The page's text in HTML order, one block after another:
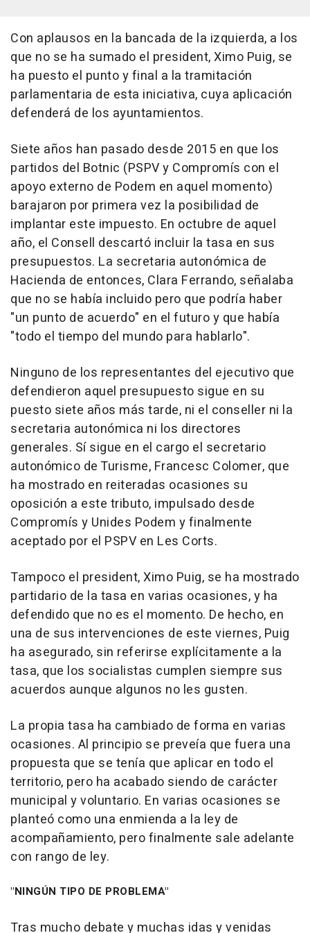
Con aplausos en la bancada de la izquierda, a los
que no se ha sumado el president, Ximo Puig, se
ha puesto el punto y final a la tramitación
parlamentaria de esta iniciativa, cuya aplicación
defenderá de los ayuntamientos.
Siete años han pasado desde 2015 en que los
partidos del Botnic (PSPV y Compromís con el
apoyo externo de Podem en aquel momento)
barajaron por primera vez la posibilidad de
implantar este impuesto. En octubre de aquel
año, el Consell descartó incluir la tasa en sus
presupuestos. La secretaria autonómica de
Hacienda de entonces, Clara Ferrando, señalaba
que no se había incluido pero que podría haber
"un punto de acuerdo" en el futuro y que había
"todo el tiempo del mundo para hablarlo".
Ninguno de los representantes del ejecutivo que
defendieron aquel presupuesto sigue en su
puesto siete años más tarde, ni el conseller ni la
secretaria autonómica ni los directores
generales. Sí sigue en el cargo el secretario
autonómico de Turisme, Francesc Colomer, que
ha mostrado en reiteradas ocasiones su
oposición a este tributo, impulsado desde
Compromís y Unides Podem y finalmente
aceptado por el PSPV en Les Corts.
Tampoco el president, Ximo Puig, se ha mostrado
partidario de la tasa en varias ocasiones, y ha
defendido que no es el momento. De hecho, en
una de sus intervenciones de este viernes, Puig
ha asegurado, sin referirse explícitamente a la
tasa, que los socialistas cumplen siempre sus
acuerdos aunque algunos no les gusten.
La propia tasa ha cambiado de forma en varias
ocasiones. Al principio se preveía que fuera una
propuesta que se tenía que aplicar en todo el
territorio, pero ha acabado siendo de carácter
municipal y voluntario. En varias ocasiones se
planteó como una enmienda a la ley de
acompañamiento, pero finalmente sale adelante
con rango de ley.
"NINGÚN TIPO DE PROBLEMA"
Tras mucho debate y muchas idas y venidas